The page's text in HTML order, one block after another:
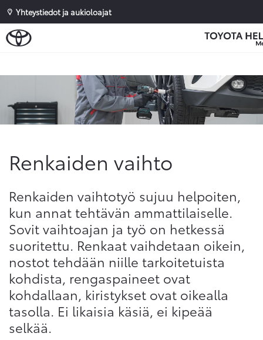
Yhteystiedot ja aukioloajat
Renkaiden vaihto
Renkaiden vaihtotyö sujuu helpoiten,
kun annat tehtävän ammattilaiselle.
Sovit vaihtoajan ja työ on hetkessä
suoritettu. Renkaat vaihdetaan oikein,
nostot tehdään niille tarkoitetuista
kohdista, rengaspaineet ovat
kohdallaan, kiristykset ovat oikealla
tasolla. Ei likaisia käsiä, ei kipeää
selkää.